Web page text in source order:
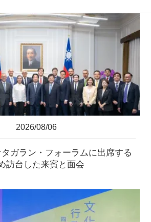
2026/08/06
ガラン・フォーラムに出席する
訪台した来賓と面会